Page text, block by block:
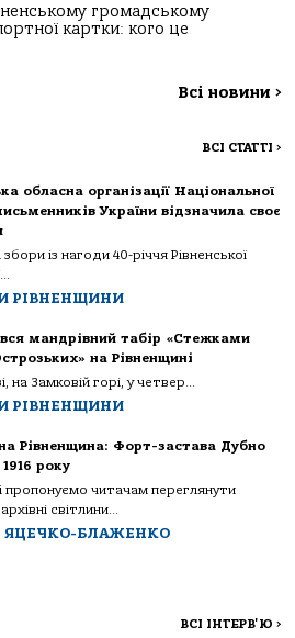
громадському
картки: кого це
Всі новини >
ВСІ СТАТТІ >
обласна організації Національної
України відзначила своє
із нагоди 40-річчя Рівненської
РІВНЕНЩИНИ
мандрівний табір «Стежками
на Рівненщині
на Замковій горі, у четвер...
РІВНЕНЩИНИ
Рівненщина: Форт-застава Дубно
року
пропонуємо читачам переглянути
світлини...
ЯЦЕЧКО-БЛАЖЕНКО
ВСІ ІНТЕРВ'Ю >